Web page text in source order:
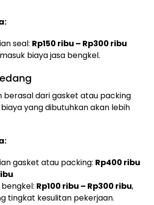
seal: Rp150 ribu – Rp300 ribu
biaya jasa bengkel.
berasal dari gasket atau packing
yang dibutuhkan akan lebih
gasket atau packing: Rp400 ribu
bengkel: Rp100 ribu – Rp300 ribu,
tingkat kesulitan pekerjaan.